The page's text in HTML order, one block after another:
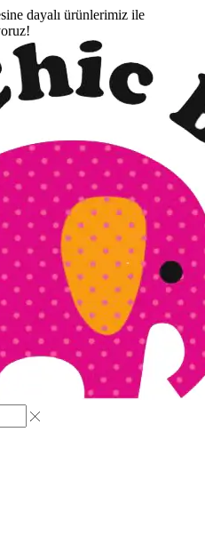
dayalı ürünlerimiz ile